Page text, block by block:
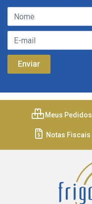
Meus Pedidos
Notas Fiscais